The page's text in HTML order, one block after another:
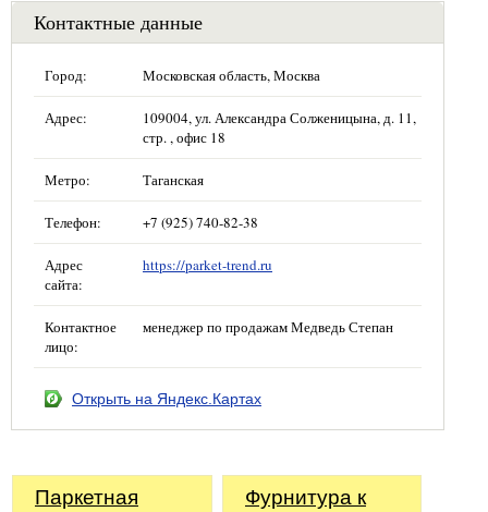
Контактные данные
Город: Московская область, Москва
Адрес:
109004, ул. Александра Солженицына, д. 11,
стр. , офис 18
Метро: Таганская
Телефон: +7 (925) 740-82-38
Адрес
сайта:
https://parket-trend.ru
Контактное
лицо:
менеджер по продажам Медведь Степан
Открыть на Яндекс.Картах
Паркетная
Фурнитура к